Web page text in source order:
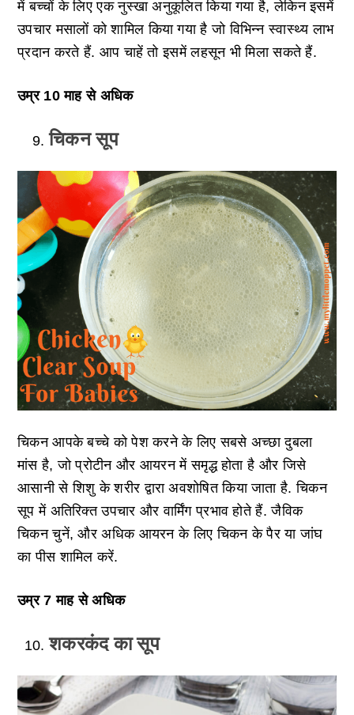
में बच्चों के लिए एक नुस्खा अनुकूलित किया गया है, लेकिन इसमें
उपचार मसालों को शामिल किया गया है जो विभिन्न स्वास्थ्य लाभ
प्रदान करते हैं. आप चाहें तो इसमें लहसून भी मिला सकते हैं.
उम्र 10 माह से अधिक
चिकन सूप
चिकन आपके बच्चे को पेश करने के लिए सबसे अच्छा दुबला
मांस है, जो प्रोटीन और आयरन में समृद्ध होता है और जिसे
आसानी से शिशु के शरीर द्वारा अवशोषित किया जाता है. चिकन
सूप में अतिरिक्त उपचार और वार्मिंग प्रभाव होते हैं. जैविक
चिकन चुनें, और अधिक आयरन के लिए चिकन के पैर या जांघ
का पीस शामिल करें.
उम्र 7 माह से अधिक
शकरकंद का सूप